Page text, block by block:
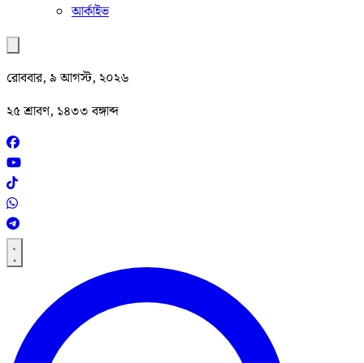
আর্কাইভ
রোববার, ৯ আগস্ট, ২০২৬
২৫ শ্রাবণ, ১৪৩৩ বঙ্গাব্দ